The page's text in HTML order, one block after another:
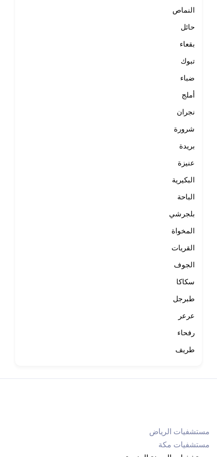
النماص
حائل
بقعاء
تبوك
ضباء
أملج
نجران
شرورة
بريدة
عنيزة
البكيرية
الباحة
بلجرشي
المخواة
القريات
الجوف
سكاكا
طبرجل
عرعر
رفحاء
طريف
مستشفيات الرياض
مستشفيات مكة